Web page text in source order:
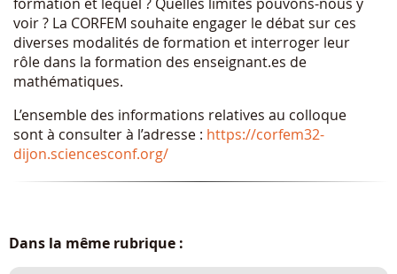
voir ? La CORFEM souhaite engager le débat sur ces
diverses modalités de formation et interroger leur
rôle dans la formation des enseignant.es de
mathématiques.
L’ensemble des informations relatives au colloque
sont à consulter à l’adresse : https://corfem32-
dijon.sciencesconf.org/
Dans la même rubrique :